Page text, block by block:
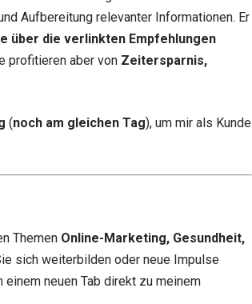
Aufbereitung relevanter Informationen. Er
über die verlinkten Empfehlungen
profitieren aber von Zeitersparnis,
(noch am gleichen Tag), um mir als Kunde
Themen Online-Marketing, Gesundheit,
sich weiterbilden oder neue Impulse
neuen Tab direkt zu meinem